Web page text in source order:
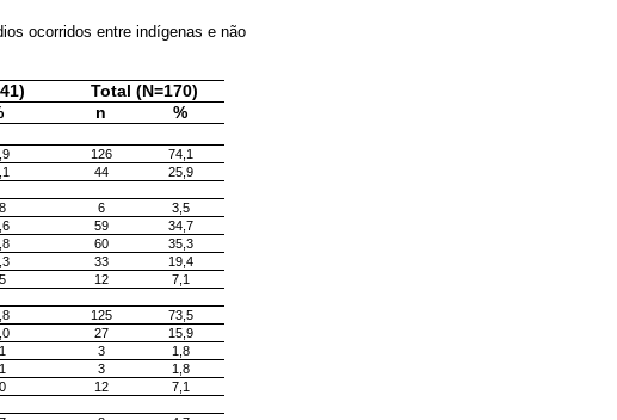
ocorridos entre indígenas e não
Total (N=170)
n
%
126
74,1
44
25,9
6
3,5
59
34,7
60
35,3
33
19,4
12
7,1
125
73,5
27
15,9
3
1,8
3
1,8
12
7,1